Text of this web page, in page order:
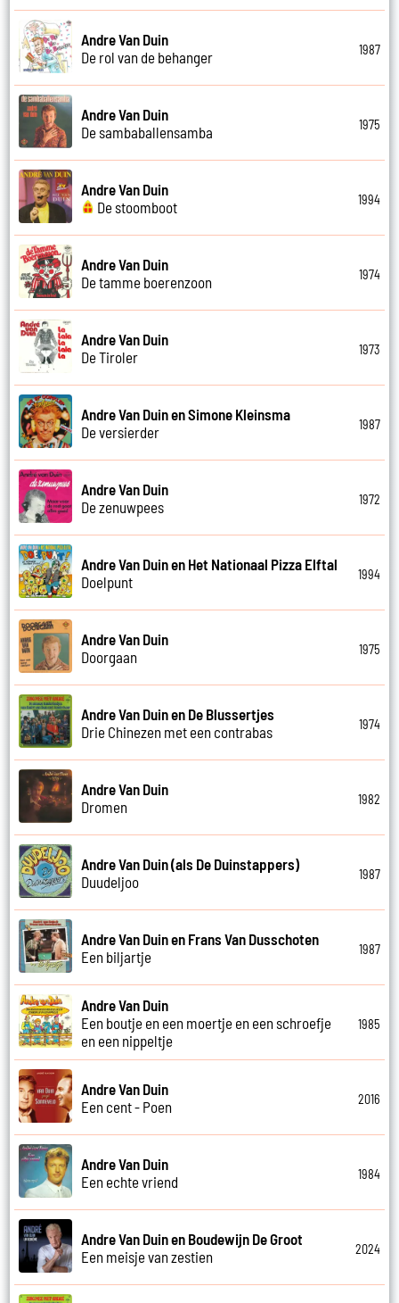
Andre Van Duin
De rol van de behanger
1987
Andre Van Duin
De sambaballensamba
1975
Andre Van Duin
De stoomboot
1994
Andre Van Duin
De tamme boerenzoon
1974
Andre Van Duin
De Tiroler
1973
Andre Van Duin en Simone Kleinsma
De versierder
1987
Andre Van Duin
De zenuwpees
1972
Andre Van Duin en Het Nationaal Pizza Elftal
Doelpunt
1994
Andre Van Duin
Doorgaan
1975
Andre Van Duin en De Blussertjes
Drie Chinezen met een contrabas
1974
Andre Van Duin
Dromen
1982
Andre Van Duin (als De Duinstappers)
Duudeljoo
1987
Andre Van Duin en Frans Van Dusschoten
Een biljartje
1987
Andre Van Duin
Een boutje en een moertje en een schroefje
en een nippeltje
1985
Andre Van Duin
Een cent - Poen
2016
Andre Van Duin
Een echte vriend
1984
Andre Van Duin en Boudewijn De Groot
Een meisje van zestien
2024